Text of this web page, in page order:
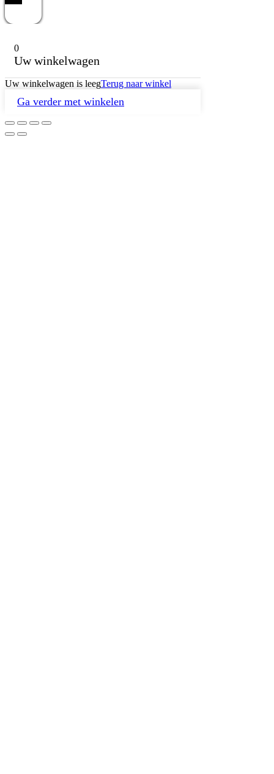
0
Uw winkelwagen
Uw winkelwagen is leegTerug naar winkel
Ga verder met winkelen